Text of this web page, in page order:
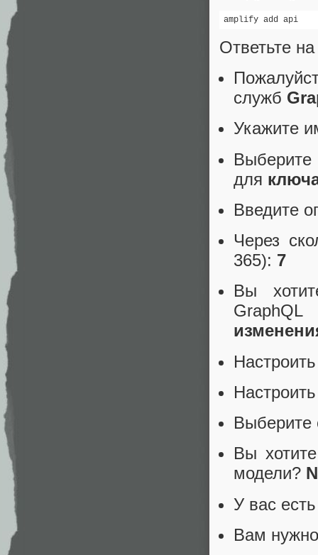
amplify add api
Ответьте
служб
Укажите
для
Введите
Через
365): 7
Вы
Выберите
Вы
модели? N
У вас
Вам